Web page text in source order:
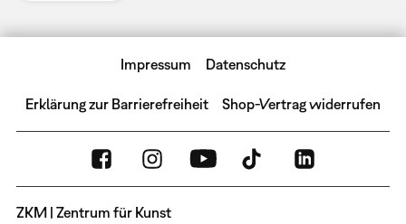
Impressum Datenschutz
Erklärung zur Barrierefreiheit Shop-Vertrag widerrufen
ZKM | Zentrum für Kunst